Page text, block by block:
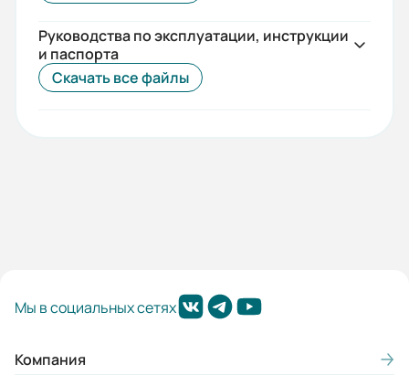
0,81
КПД:
4
Руководства по эксплуатации, инструкции
и паспорта
Скачать все файлы
Мы в социальных сетях
Компания